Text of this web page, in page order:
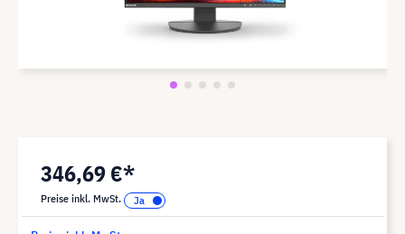
346,69 €*
Preise inkl. MwSt.